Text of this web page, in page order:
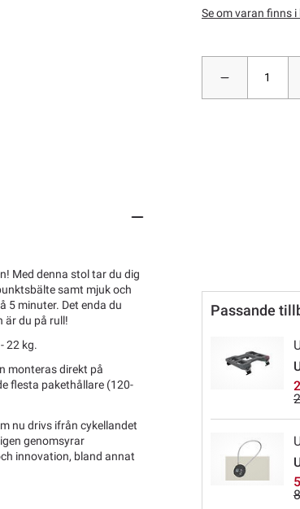
Med denna stol tar du dig
samt mjuk och
5 minuter. Det enda du
är du på rull!
22 kg.
monteras direkt på
flesta pakethållare (120-
nu drivs ifrån cykellandet
genomsyrar
innovation, bland annat
Se om varan finns
Passande